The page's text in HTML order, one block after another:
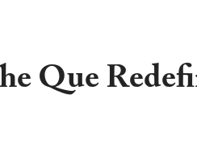
Que